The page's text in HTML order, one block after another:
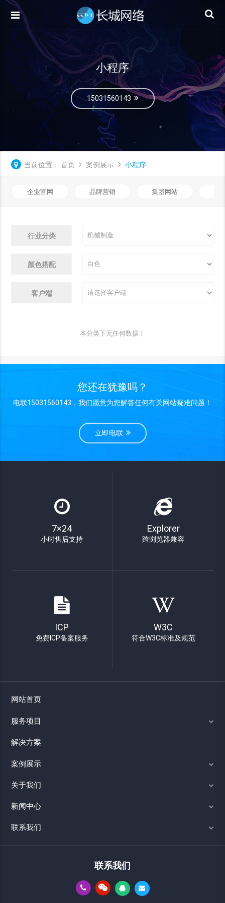
小程序
15031560143
当前位置： 首页 案例展示 小程序
企业官网 品牌营销 集团网站
行业分类
颜色搭配
客户端
本分类下无任何数据！
您还在犹豫吗？
电联15031560143，我们愿意为您解答任何有关网站疑难问题！
立即电联
7×24
小时售后支持
Explorer
跨浏览器兼容
ICP
免费ICP备案服务
W3C
符合W3C标准及规范
网站首页
服务项目
解决方案
案例展示
关于我们
新闻中心
联系我们
联系我们